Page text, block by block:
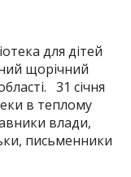
для дітей
щорічний
31 січня
в теплому
влади,
письменники